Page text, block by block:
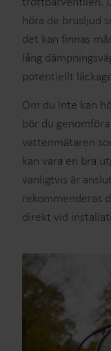
höra de brusljud
det kan finnas
lång
potentiellt
Om du inte kan
bör du
vattenmätaren
kan vara en bra
vanligtvis är
rekommenderas
direkt vid